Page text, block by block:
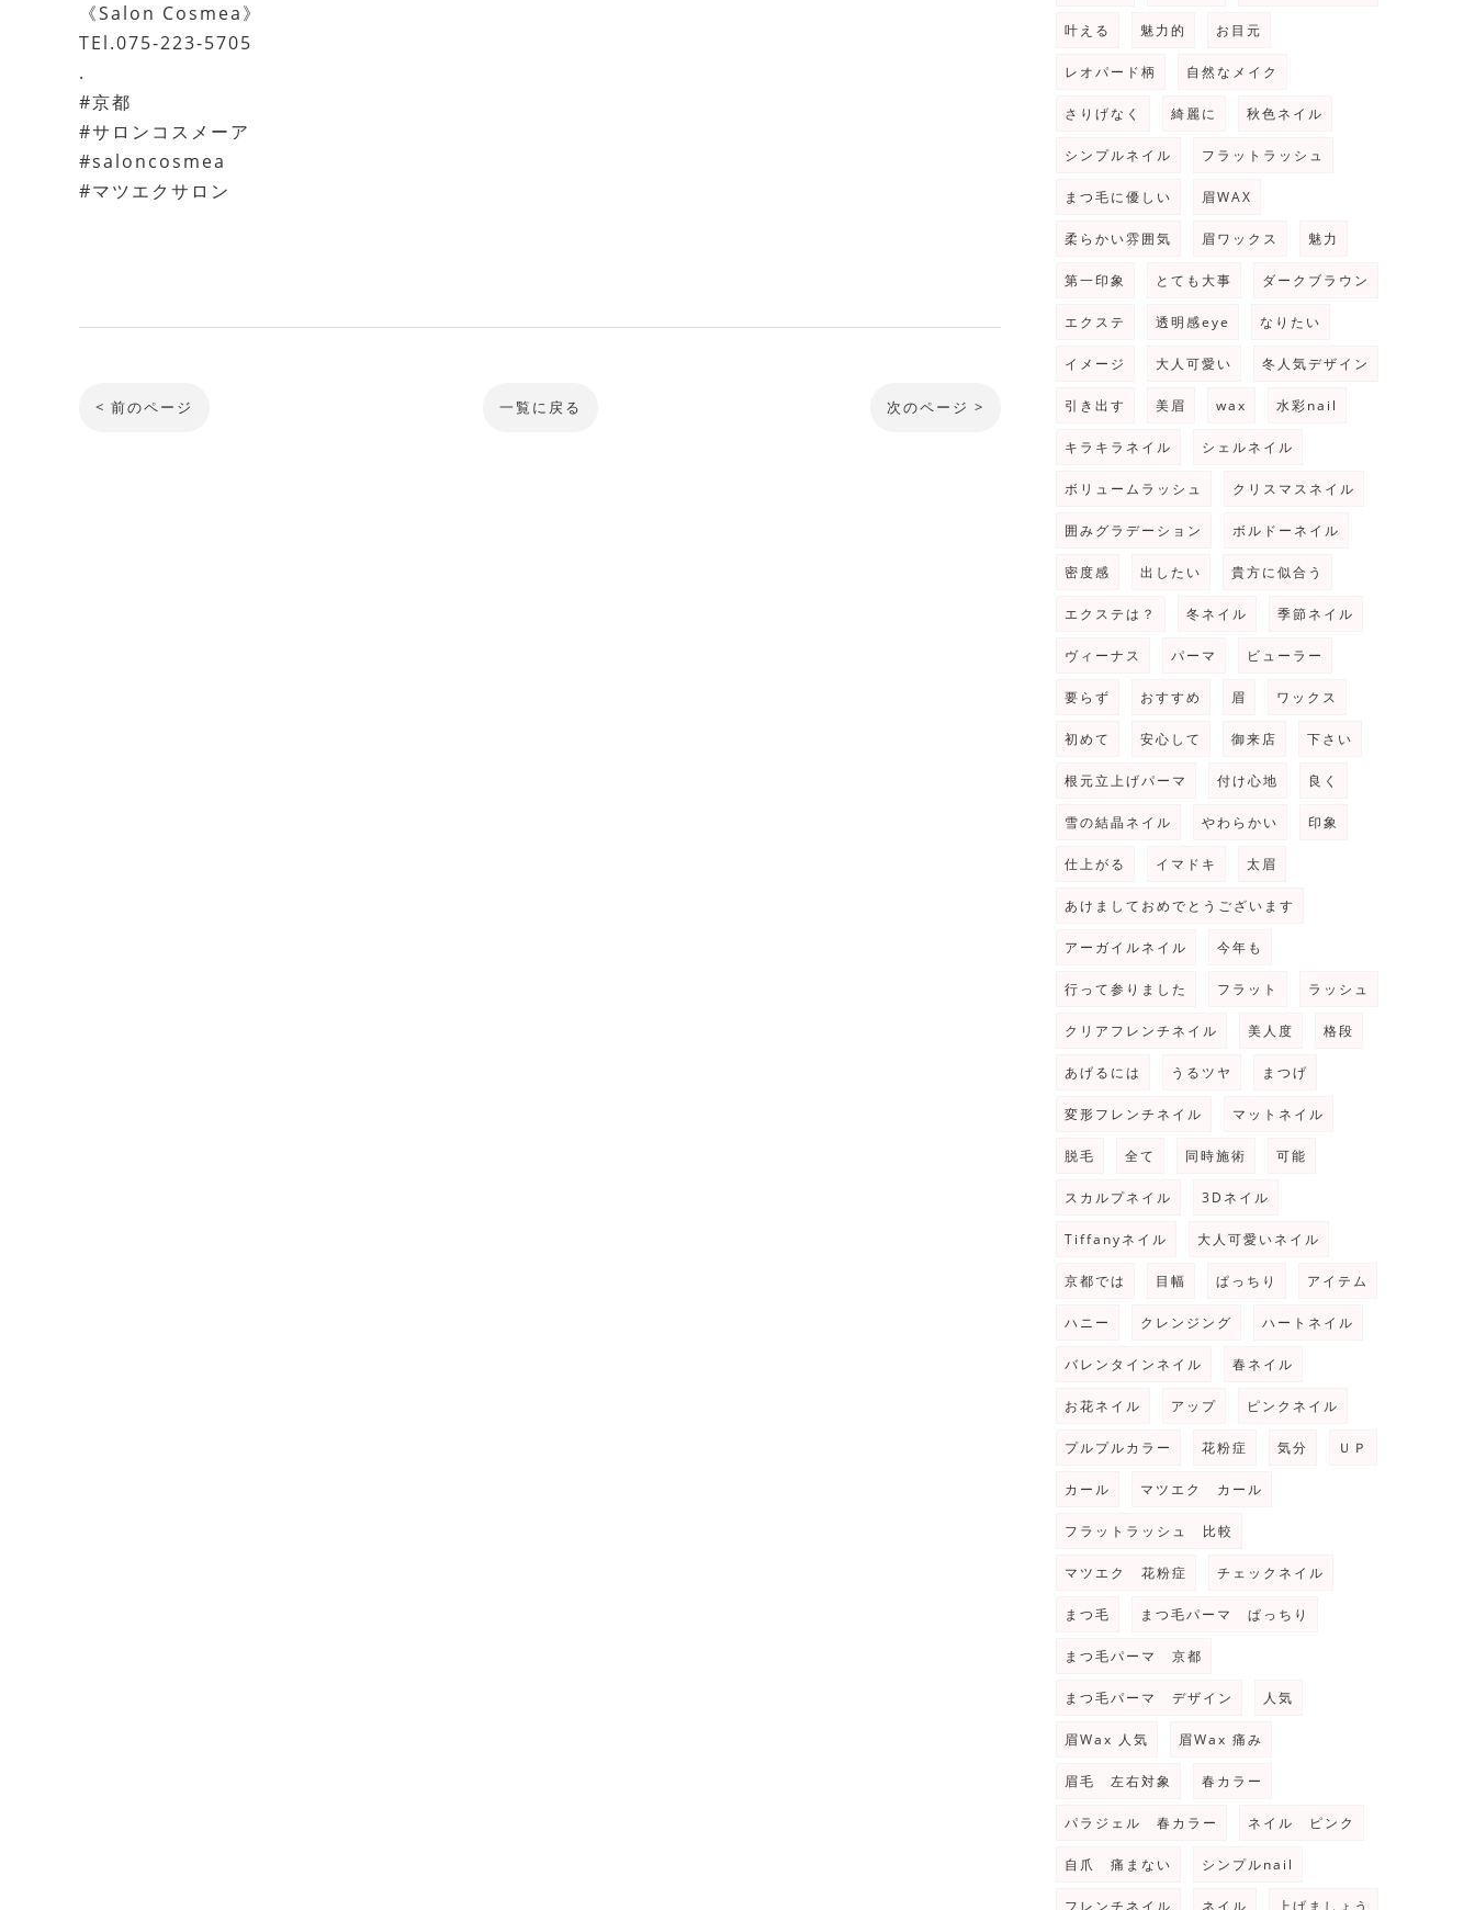
《Salon Cosmea》
TEl.075-223-5705
.
#京都
#サロンコスメーア
#saloncosmea
#マツエクサロン
< 前のページ 一覧に戻る 次のページ >
叶える 魅力的 お目元
レオパード柄 自然なメイク
さりげなく 綺麗に 秋色ネイル
シンプルネイル フラットラッシュ
まつ毛に優しい 眉WAX
柔らかい雰囲気 眉ワックス 魅力
第一印象 とても大事 ダークブラウン
エクステ 透明感eye なりたい
イメージ 大人可愛い 冬人気デザイン
引き出す 美眉 wax 水彩nail
キラキラネイル シェルネイル
ボリュームラッシュ クリスマスネイル
囲みグラデーション ボルドーネイル
密度感 出したい 貴方に似合う
エクステは？ 冬ネイル 季節ネイル
ヴィーナス パーマ ビューラー
要らず おすすめ 眉 ワックス
初めて 安心して 御来店 下さい
根元立上げパーマ 付け心地 良く
雪の結晶ネイル やわらかい 印象
仕上がる イマドキ 太眉
あけましておめでとうございます
アーガイルネイル 今年も
行って参りました フラット ラッシュ
クリアフレンチネイル 美人度 格段
あげるには うるツヤ まつげ
変形フレンチネイル マットネイル
脱毛 全て 同時施術 可能
スカルプネイル 3Dネイル
Tiffanyネイル 大人可愛いネイル
京都では 目幅 ぱっちり アイテム
ハニー クレンジング ハートネイル
バレンタインネイル 春ネイル
お花ネイル アップ ピンクネイル
プルプルカラー 花粉症 気分 ＵＰ
カール マツエク カール
フラットラッシュ 比較
マツエク 花粉症 チェックネイル
まつ毛 まつ毛パーマ ぱっちり
まつ毛パーマ 京都
まつ毛パーマ デザイン 人気
眉Wax 人気 眉Wax 痛み
眉毛 左右対象 春カラー
パラジェル 春カラー ネイル ピンク
自爪 痛まない シンプルnail
フレンチネイル ネイル 上げましょう